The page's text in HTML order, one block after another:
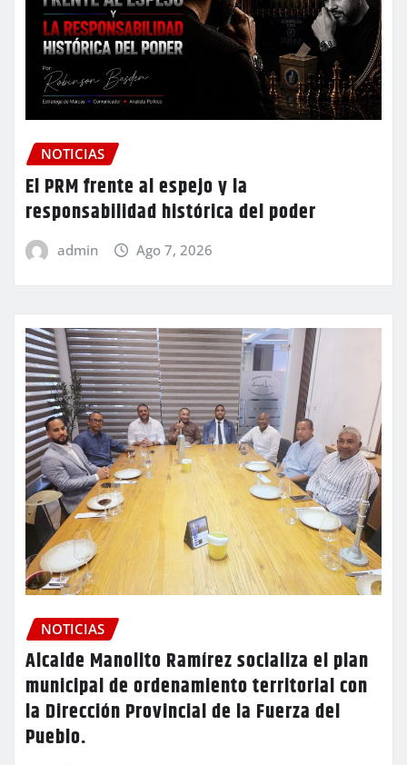
NOTICIAS
El PRM frente al espejo y la
responsabilidad histórica del poder
admin Ago 7, 2026
NOTICIAS
Alcalde Manolito Ramírez socializa el plan
municipal de ordenamiento territorial con
la Dirección Provincial de la Fuerza del
Pueblo.